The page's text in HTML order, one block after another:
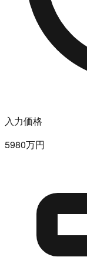
入力価格
5980万円